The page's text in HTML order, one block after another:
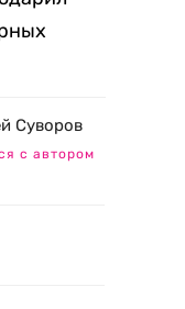
Суворов
с автором